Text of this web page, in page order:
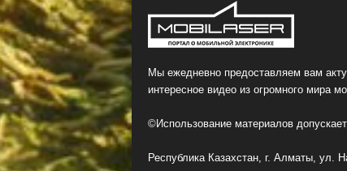
Мы ежедневно предоставляем вам
интересное видео из огромного мира
©Использование материалов
Республика Казахстан, г. Алматы, ул.